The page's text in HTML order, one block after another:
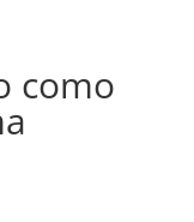
como